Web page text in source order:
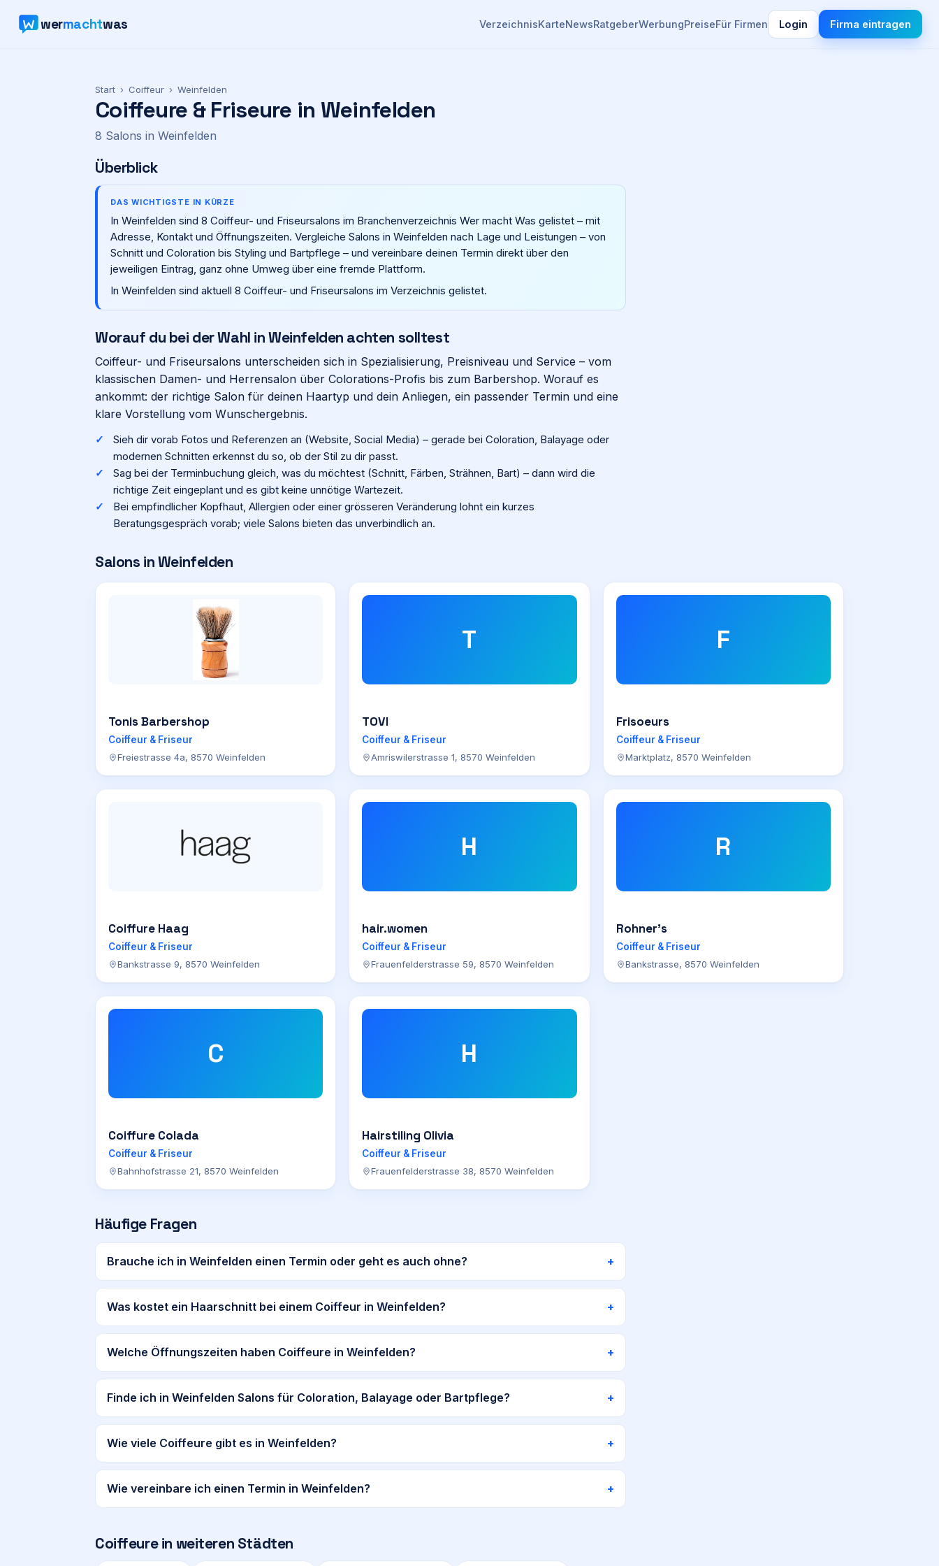
wermachtwas VerzeichnisKarteNewsRatgeberWerbungPreiseFür Firmen Login Firma eintragen
Start › Coiffeur › Weinfelden
Coiffeure & Friseure in Weinfelden
8 Salons in Weinfelden
Überblick
DAS WICHTIGSTE IN KÜRZE
In Weinfelden sind 8 Coiffeur- und Friseursalons im Branchenverzeichnis Wer macht Was gelistet – mit
Adresse, Kontakt und Öffnungszeiten. Vergleiche Salons in Weinfelden nach Lage und Leistungen – von
Schnitt und Coloration bis Styling und Bartpflege – und vereinbare deinen Termin direkt über den
jeweiligen Eintrag, ganz ohne Umweg über eine fremde Plattform.
In Weinfelden sind aktuell 8 Coiffeur- und Friseursalons im Verzeichnis gelistet.
Worauf du bei der Wahl inWeinfelden achten solltest
Coiffeur- und Friseursalons unterscheiden sich in Spezialisierung, Preisniveau und Service – vom
klassischen Damen- und Herrensalon über Colorations-Profis bis zum Barbershop. Worauf es
ankommt: der richtige Salon für deinen Haartyp und dein Anliegen, ein passender Termin und eine
klare Vorstellung vom Wunschergebnis.
Sieh dir vorab Fotos und Referenzen an (Website, Social Media) – gerade bei Coloration, Balayage oder
modernen Schnitten erkennst du so, ob der Stil zu dir passt.
Sag bei der Terminbuchung gleich, was du möchtest (Schnitt, Färben, Strähnen, Bart) – dann wird die
richtige Zeit eingeplant und es gibt keine unnötige Wartezeit.
Bei empfindlicher Kopfhaut, Allergien oder einer grösseren Veränderung lohnt ein kurzes
Beratungsgespräch vorab; viele Salons bieten das unverbindlich an.
Salons inWeinfelden
Tonis Barbershop
Coiffeur & Friseur
Freiestrasse 4a, 8570 Weinfelden
T
TOVI
Coiffeur & Friseur
Amriswilerstrasse 1, 8570 Weinfelden
F
Frisoeurs
Coiffeur & Friseur
Marktplatz, 8570 Weinfelden
Coiffure Haag
Coiffeur & Friseur
Bankstrasse 9, 8570 Weinfelden
H
hair.women
Coiffeur & Friseur
Frauenfelderstrasse 59, 8570 Weinfelden
R
Rohner’s
Coiffeur & Friseur
Bankstrasse, 8570 Weinfelden
C
Coiffure Colada
Coiffeur & Friseur
Bahnhofstrasse 21, 8570 Weinfelden
H
Hairstiling Olivia
Coiffeur & Friseur
Frauenfelderstrasse 38, 8570 Weinfelden
Häufige Fragen
Brauche ich in Weinfelden einen Termin oder geht es auch ohne?
Was kostet ein Haarschnitt bei einem Coiffeur in Weinfelden?
Welche Öffnungszeiten haben Coiffeure in Weinfelden?
Finde ich in Weinfelden Salons für Coloration, Balayage oder Bartpflege?
Wie viele Coiffeure gibt es in Weinfelden?
Wie vereinbare ich einen Termin in Weinfelden?
Coiffeure in weiteren Städten